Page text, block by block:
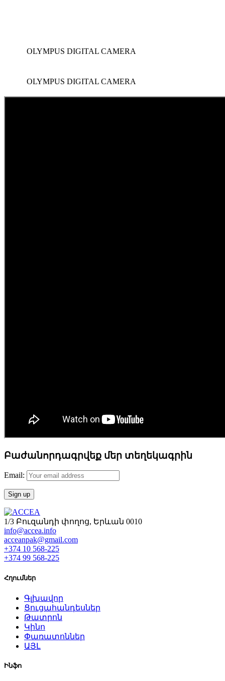
OLYMPUS DIGITAL CAMERA
OLYMPUS DIGITAL CAMERA
Բաժանորդագրվեք մեր տեղեկագրին
Email:
1/3 Բուզանդի փողոց, Երևան 0010
info@accea.info
acceanpak@gmail.com
+374 10 568-225
+374 99 568-225
Հղումներ
Գլխավոր
Ցուցահանդեսներ
Թատրոն
Կինո
Փառատոններ
ԱՅԼ
Ինֆո